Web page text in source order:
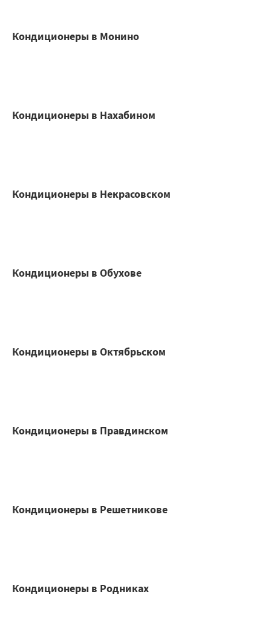
Кондиционеры в Монино
Кондиционеры в Нахабином
Кондиционеры в Некрасовском
Кондиционеры в Обухове
Кондиционеры в Октябрьском
Кондиционеры в Правдинском
Кондиционеры в Решетникове
Кондиционеры в Родниках